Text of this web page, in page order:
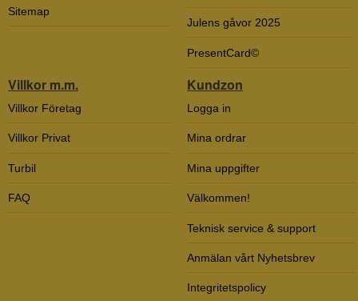
Sitemap
Julens gåvor 2025
PresentCard©
Villkor m.m.
Villkor Företag
Villkor Privat
Turbil
FAQ
Kundzon
Logga in
Mina ordrar
Mina uppgifter
Välkommen!
Teknisk service & support
Anmälan vårt Nyhetsbrev
Integritetspolicy